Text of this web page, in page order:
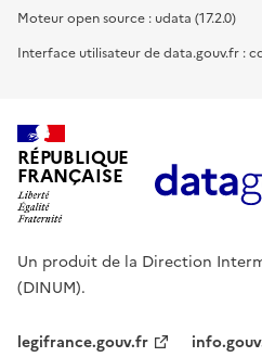
Moteur open source : udata (17.2.0)
Interface utilisateur de data.gouv.fr :
RÉPUBLIQUE
FRANÇAISE
Un produit de la Direction
(DINUM).
legifrance.gouv.fr